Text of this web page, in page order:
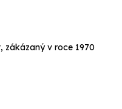
zákázaný v roce 1970